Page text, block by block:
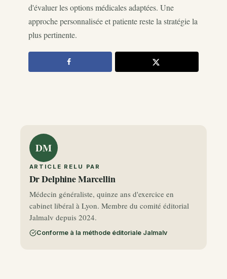
d'évaluer les options médicales adaptées. Une
approche personnalisée et patiente reste la stratégie la
plus pertinente.
DM
ARTICLE RELU PAR
Dr Delphine Marcellin
Médecin généraliste, quinze ans d'exercice en
cabinet libéral à Lyon. Membre du comité éditorial
Jalmalv depuis 2024.
Conforme à la méthode éditoriale Jalmalv